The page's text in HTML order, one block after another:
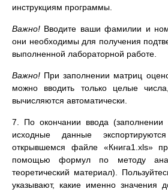
инструкциям программы.
Важно! Вводите ваши фамилии и
они необходимы для получения
выполненной лабораторной работе.
Важно! При заполнении матриц
можно вводить только целые
вычисляются автоматически.
7. По окончании ввода (заполнении
исходные данные
открывшемся файле «Книга1.xls»
помощью формул по методу
теоретический материал).
указывают, какие именно значения